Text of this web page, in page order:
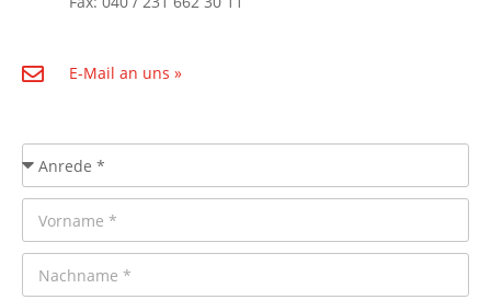
E-Mail an uns »